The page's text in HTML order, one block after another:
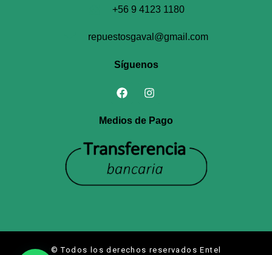
+56 9 4123 1180
repuestosgaval@gmail.com
Síguenos
Medios de Pago
© Todos los derechos reservados Entel